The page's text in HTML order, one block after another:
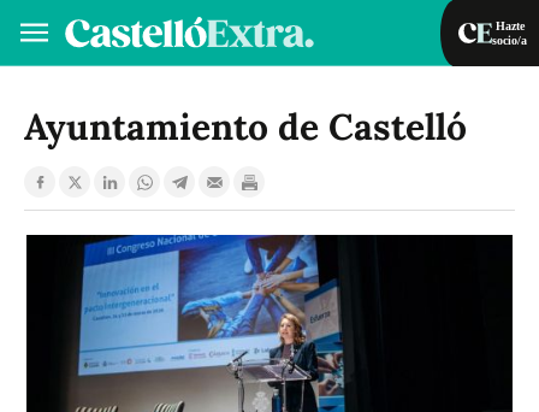
Hazte
socio/a
VA
Ayuntamiento de Castelló